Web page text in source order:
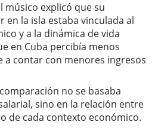
músico explicó que su
en la isla estaba vinculada al
y a la dinámica de vida
en Cuba percibía menos
a contar con menores ingresos
no se basaba
sino en la relación entre
de cada contexto económico.